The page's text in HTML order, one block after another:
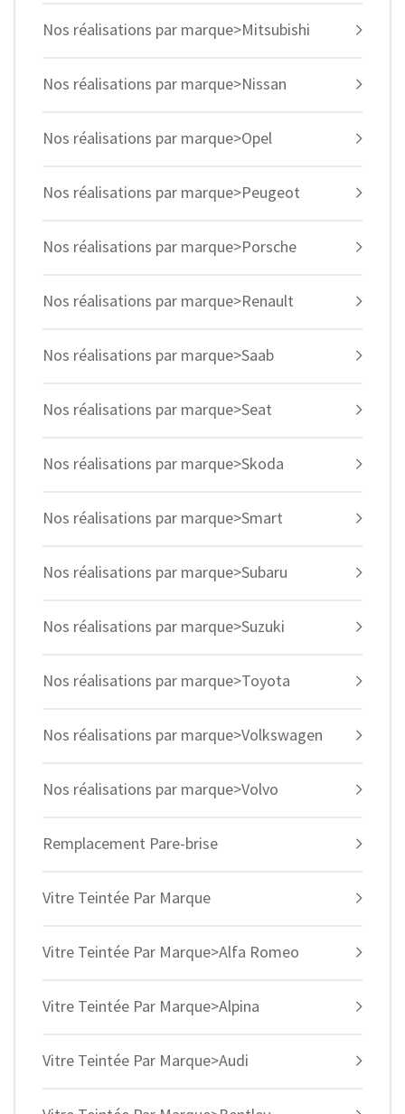
Nos réalisations par marque>Mitsubishi
Nos réalisations par marque>Nissan
Nos réalisations par marque>Opel
Nos réalisations par marque>Peugeot
Nos réalisations par marque>Porsche
Nos réalisations par marque>Renault
Nos réalisations par marque>Saab
Nos réalisations par marque>Seat
Nos réalisations par marque>Skoda
Nos réalisations par marque>Smart
Nos réalisations par marque>Subaru
Nos réalisations par marque>Suzuki
Nos réalisations par marque>Toyota
Nos réalisations par marque>Volkswagen
Nos réalisations par marque>Volvo
Remplacement Pare-brise
Vitre Teintée Par Marque
Vitre Teintée Par Marque>Alfa Romeo
Vitre Teintée Par Marque>Alpina
Vitre Teintée Par Marque>Audi